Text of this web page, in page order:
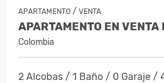
APARTAMENTO / VENTA
APARTAMENTO EN VENTA
Colombia
2 Alcobas / 1 Baño / 0 Garaje /